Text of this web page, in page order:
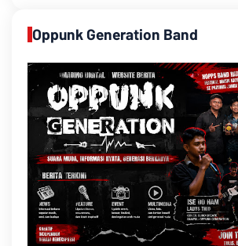
Oppunk Generation Band